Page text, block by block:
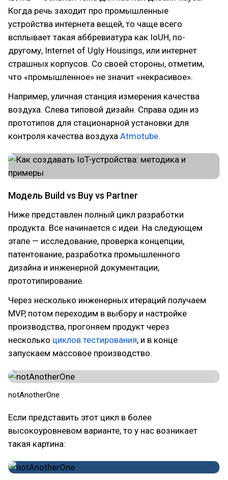
Когда речь заходит про промышленные
устройства интернета вещей, то чаще всего
всплывает такая аббревиатура как IoUH, по-
другому, Internet of Ugly Housings, или интернет
страшных корпусов. Со своей стороны, отметим,
что «промышленное» не значит «некрасивое».
Например, уличная станция измерения качества
воздуха. Слева типовой дизайн. Справа один из
прототипов для стационарной установки для
контроля качества воздуха Atmotube.
Модель Build vs Buy vs Partner
Ниже представлен полный цикл разработки
продукта. Все начинается с идеи. На следующем
этапе — исследование, проверка концепции,
патентование, разработка промышленного
дизайна и инженерной документации,
прототипирование.
Через несколько инженерных итераций получаем
MVP, потом переходим в выбору и настройке
производства, прогоняем продукт через
несколько циклов тестирования, и в конце
запускаем массовое производство.
notAnotherOne
Если представить этот цикл в более
высокоуровневом варианте, то у нас возникает
такая картина: